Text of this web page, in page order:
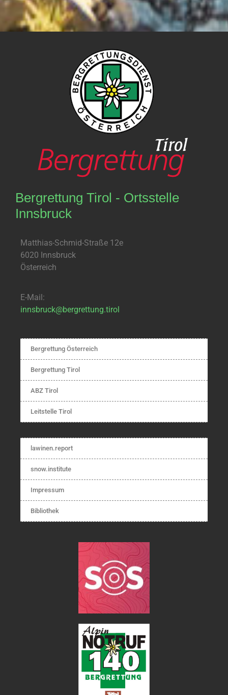
Bergrettung Tirol - Ortsstelle
Innsbruck
Matthias-Schmid-Straße 12e
6020 Innsbruck
Österreich
E-Mail:
innsbruck@bergrettung.tirol
Bergrettung Österreich
Bergrettung Tirol
ABZ Tirol
Leitstelle Tirol
lawinen.report
snow.institute
Impressum
Bibliothek